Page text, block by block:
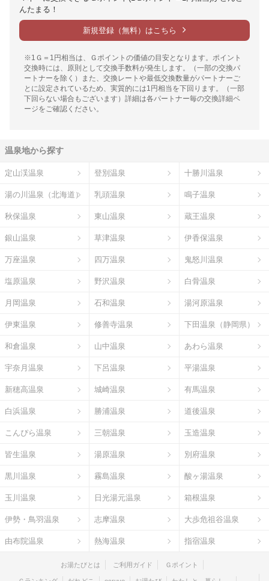
んたまる！
新規登録（無料）はこちら
※1Ｇ＝1円相当は、Ｇポイントの価値の目安となります。ポイント
交換時には、原則として交換手数料が発生します。（一部の交換パ
ートナーを除く）また、交換レートや最低交換数量がパートナーご
とに設定されているため、実質的には1円相当を下回ります。（一部
下回らない場合もございます）詳細は各パートナー毎の交換詳細ペ
ージをご確認ください。
温泉地から探す
定山渓温泉 登別温泉 十勝川温泉
湯の川温泉（北海道） 乳頭温泉 鳴子温泉
秋保温泉 東山温泉 蔵王温泉
銀山温泉 草津温泉 伊香保温泉
万座温泉 四万温泉 鬼怒川温泉
塩原温泉 野沢温泉 白骨温泉
月岡温泉 石和温泉 湯河原温泉
伊東温泉 修善寺温泉 下田温泉（静岡県）
和倉温泉 山中温泉 あわら温泉
宇奈月温泉 下呂温泉 平湯温泉
新穂高温泉 城崎温泉 有馬温泉
白浜温泉 勝浦温泉 道後温泉
こんぴら温泉 三朝温泉 玉造温泉
皆生温泉 湯原温泉 別府温泉
黒川温泉 霧島温泉 酸ヶ湯温泉
玉川温泉 日光湯元温泉 箱根温泉
伊勢・鳥羽温泉 志摩温泉 大歩危祖谷温泉
由布院温泉 熱海温泉 指宿温泉
お湯たびとは ご利用ガイド Ｇポイント